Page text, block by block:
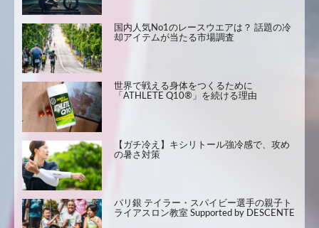
国内人気No1のレースウエアは？ 話題の冷
却アイテムが当たる市場調査
世界で戦える身体をつくるために
「ATHLETE Q10®」を続ける理由
【ガチ冷え】キシリトール強冷感で、攻め
の暑さ対策
パリ銀 テイラー・スパイビー選手の親子ト
ライアスロン教室 Supported by DESCENTE